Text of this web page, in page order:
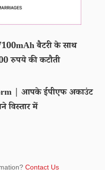
बैटरी के साथ
रुपये की कटौती
| आपके ईपीएफ अकाउंट
विस्तार में
Contact Us